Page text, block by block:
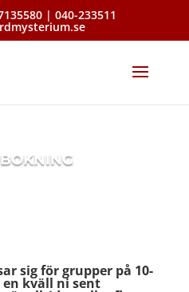
| 040-233511
sig för grupper på 10-
en kväll ni sent